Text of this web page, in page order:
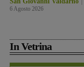
6 Agosto 2026
In Vetrina